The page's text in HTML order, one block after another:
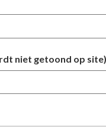
niet getoond op site)